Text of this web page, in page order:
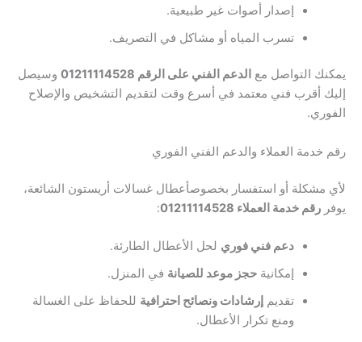
إصدار أصوات غير طبيعية.
تسرب المياه أو مشاكل في التصريف.
يمكنك التواصل مع الدعم الفني على الرقم 01211114528
وسيصل
إليك أقرب فني معتمد في أسرع وقت لتقديم التشخيص والإصلاح
الفوري.
رقم خدمة العملاء والدعم الفني الفوري
لأي مشكلة أو استفسار بخصوصأعطال غسالات أريستون الشائعة،
يوفر رقم خدمة العملاء 01211114528 :
دعم فني فوري لحل الأعطال الطارئة.
إمكانية حجز موعد للصيانة في المنزل.
تقديم إرشادات ونصائح احترافية للحفاظ على الغسالة
ومنع تكرار الأعطال.